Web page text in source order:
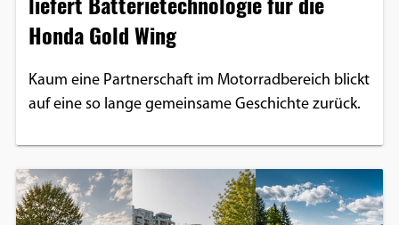
Honda Gold Wing
Kaum eine Partnerschaft im Motorradbereich blickt
auf eine so lange gemeinsame Geschichte zurück.
Google